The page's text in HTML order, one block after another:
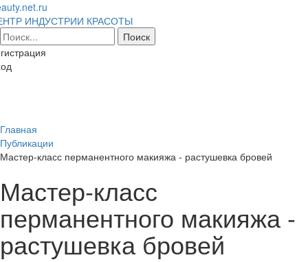
ИНДУСТРИИ КРАСОТЫ
Главная
Публикации
Мастер-класс перманентного макияжа - растушевка бровей
Мастер-класс
перманентного макияжа -
растушевка бровей